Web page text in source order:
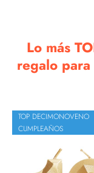
Lo más
regalo
TOP DECIMONOVENO
CUMPLEAÑOS